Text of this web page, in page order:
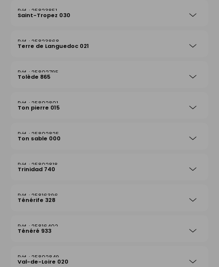
25823851
Saint-Tropez 030
25823868
Terre de Languedoc 021
25802795
Tolède 865
25802801
Ton pierre 015
25802825
Ton sable 000
25802818
Trinidad 740
25816396
Ténérife 328
25816402
Ténéré 933
25802849
Val-de-Loire 020